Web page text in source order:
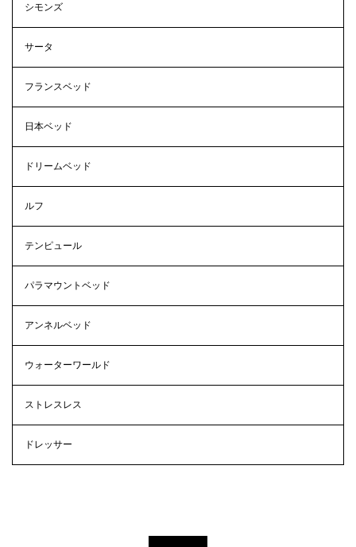
シモンズ
サータ
フランスベッド
日本ベッド
ドリームベッド
ルフ
テンピュール
パラマウントベッド
アンネルベッド
ウォーターワールド
ストレスレス
ドレッサー